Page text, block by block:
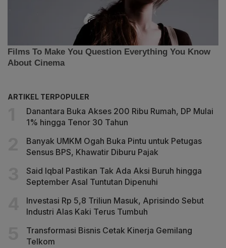
ARTIKEL TERPOPULER
Danantara Buka Akses 200 Ribu Rumah, DP Mulai
1% hingga Tenor 30 Tahun
Banyak UMKM Ogah Buka Pintu untuk Petugas
Sensus BPS, Khawatir Diburu Pajak
Said Iqbal Pastikan Tak Ada Aksi Buruh hingga
September Asal Tuntutan Dipenuhi
Investasi Rp 5,8 Triliun Masuk, Aprisindo Sebut
Industri Alas Kaki Terus Tumbuh
Transformasi Bisnis Cetak Kinerja Gemilang
Telkom